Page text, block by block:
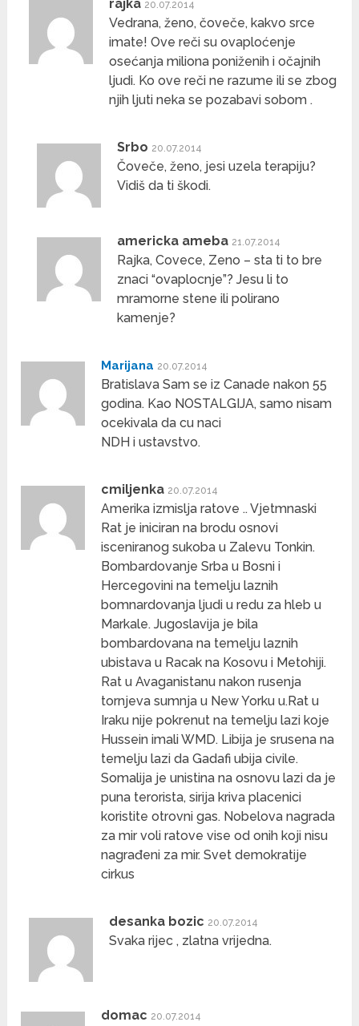
rajka 20.07.2014
Vedrana, ženo, čoveče, kakvo srce
imate! Ove reči su ovaploćenje
osećanja miliona poniženih i očajnih
ljudi. Ko ove reči ne razume ili se zbog
njih ljuti neka se pozabavi sobom .
Srbo 20.07.2014
Čoveče, ženo, jesi uzela terapiju?
Vidiš da ti škodi.
americka ameba 21.07.2014
Rajka, Covece, Zeno – sta ti to bre
znaci “ovaplocnje”? Jesu li to
mramorne stene ili polirano
kamenje?
Marijana 20.07.2014
Bratislava Sam se iz Canade nakon 55
godina. Kao NOSTALGIJA, samo nisam
ocekivala da cu naci
NDH i ustavstvo.
cmiljenka 20.07.2014
Amerika izmislja ratove .. Vjetmnaski
Rat je iniciran na brodu osnovi
isceniranog sukoba u Zalevu Tonkin.
Bombardovanje Srba u Bosni i
Hercegovini na temelju laznih
bomnardovanja ljudi u redu za hleb u
Markale. Jugoslavija je bila
bombardovana na temelju laznih
ubistava u Racak na Kosovu i Metohiji.
Rat u Avaganistanu nakon rusenja
tornjeva sumnja u New Yorku u.Rat u
Iraku nije pokrenut na temelju lazi koje
Hussein imali WMD. Libija je srusena na
temelju lazi da Gadafi ubija civile.
Somalija je unistina na osnovu lazi da je
puna terorista, sirija kriva placenici
koristite otrovni gas. Nobelova nagrada
za mir voli ratove vise od onih koji nisu
nagrađeni za mir. Svet demokratije
cirkus
desanka bozic 20.07.2014
Svaka rijec , zlatna vrijedna.
domac 20.07.2014